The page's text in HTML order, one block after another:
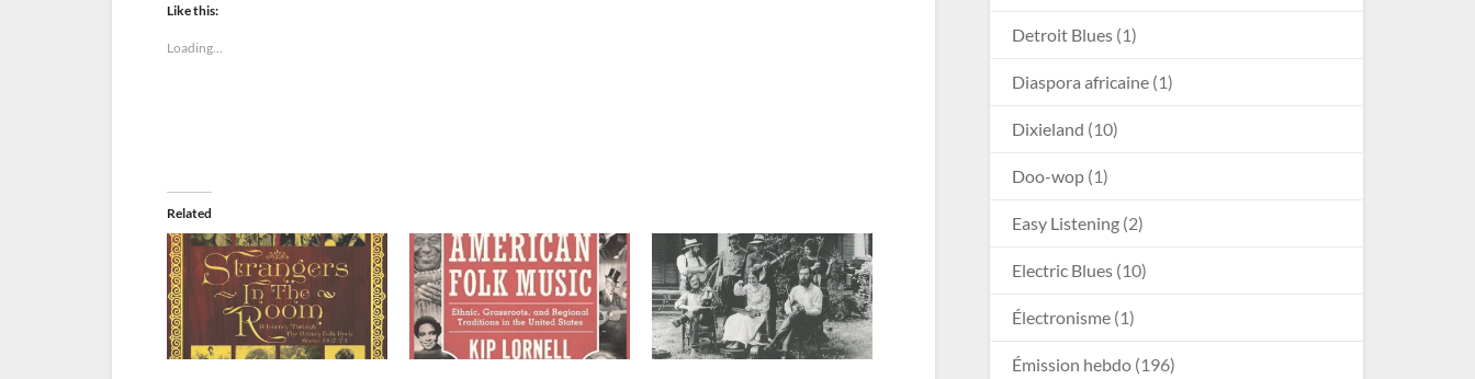
Like this:
Loading...
Related
Detroit Blues (1)
Diaspora africaine (1)
Dixieland (10)
Doo-wop (1)
Easy Listening (2)
Electric Blues (10)
Électronisme (1)
Émission hebdo (196)